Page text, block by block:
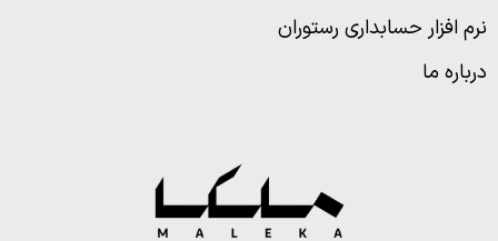
افزار حسابداری رستوران
ما